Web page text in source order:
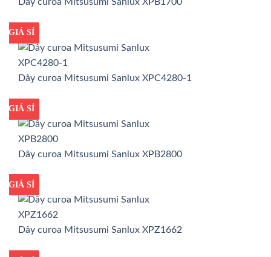
GIÁ TỐT
GIÁ SỈ
Dây curoa Mitsusumi Sanlux XPC4280-1
GIÁ TỐT
GIÁ SỈ
Dây curoa Mitsusumi Sanlux XPB2800
GIÁ TỐT
GIÁ SỈ
Dây curoa Mitsusumi Sanlux XPZ1662